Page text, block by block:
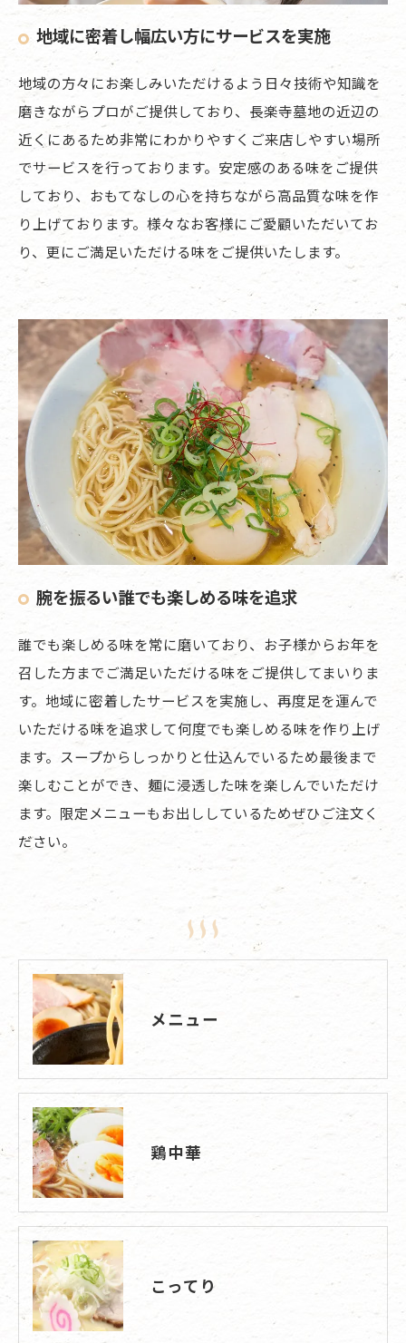
地域に密着し幅広い方にサービスを実施
地域の方々にお楽しみいただけるよう日々技術や知識を
磨きながらプロがご提供しており、長楽寺墓地の近辺の
近くにあるため非常にわかりやすくご来店しやすい場所
でサービスを行っております。安定感のある味をご提供
しており、おもてなしの心を持ちながら高品質な味を作
り上げております。様々なお客様にご愛顧いただいてお
り、更にご満足いただける味をご提供いたします。
腕を振るい誰でも楽しめる味を追求
誰でも楽しめる味を常に磨いており、お子様からお年を
召した方までご満足いただける味をご提供してまいりま
す。地域に密着したサービスを実施し、再度足を運んで
いただける味を追求して何度でも楽しめる味を作り上げ
ます。スープからしっかりと仕込んでいるため最後まで
楽しむことができ、麺に浸透した味を楽しんでいただけ
ます。限定メニューもお出ししているためぜひご注文く
ださい。
メニュー
鶏中華
こってり